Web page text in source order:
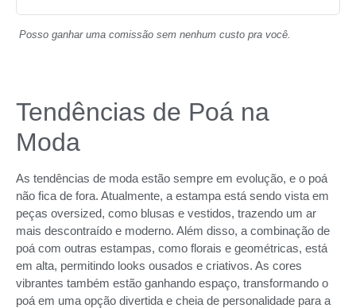
Posso ganhar uma comissão sem nenhum custo pra você.
Tendências de Poá na
Moda
As tendências de moda estão sempre em evolução, e o poá
não fica de fora. Atualmente, a estampa está sendo vista em
peças oversized, como blusas e vestidos, trazendo um ar
mais descontraído e moderno. Além disso, a combinação de
poá com outras estampas, como florais e geométricas, está
em alta, permitindo looks ousados e criativos. As cores
vibrantes também estão ganhando espaço, transformando o
poá em uma opção divertida e cheia de personalidade para a